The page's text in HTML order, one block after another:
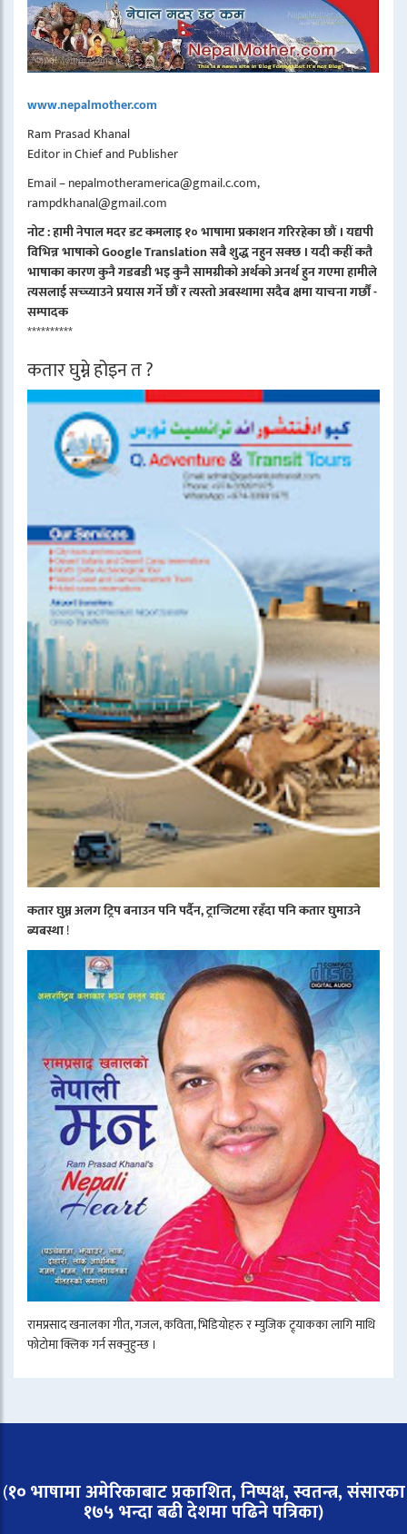
www.nepalmother.com
Ram Prasad Khanal
Editor in Chief and Publisher
Email – nepalmotheramerica@gmail.c.com,
rampdkhanal@gmail.com
नोट : हामी नेपाल मदर डट कमलाइ १० भाषामा प्रकाशन गरिरहेका छौं । यद्यपी
विभिन्न भाषाको Google Translation सबै शुद्ध नहुन सक्छ । यदी कहीं कतै
भाषाका कारण कुनै गडबडी भइ कुनै सामग्रीको अर्थको अनर्थ हुन गएमा हामीले
त्यसलाई सच्च्याउने प्रयास गर्ने छौं र त्यस्तो अबस्थामा सदैब क्षमा याचना गर्छौं -
सम्पादक
**********
कतार घुम्ने होइन त ?
कतार घुम्न अलग ट्रिप बनाउन पनि पर्दैन, ट्रान्जिटमा रहँदा पनि कतार घुमाउने
ब्यबस्था!
रामप्रसाद खनालका गीत, गजल, कविता, भिडियोहरु र म्युजिक ट्र्याकका लागि माथि
फोटोमा क्लिक गर्न सक्नुहुन्छ ।
(१० भाषामा अमेरिकाबाट प्रकाशित, निष्पक्ष, स्वतन्त्र,संसारका
१७५ भन्दा बढी देशमा पढिने पत्रिका)